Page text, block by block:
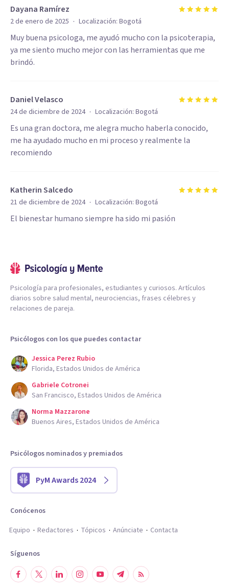
Dayana Ramírez
2 de enero de 2025 · Localización: Bogotá
Muy buena psicologa, me ayudó mucho con la psicoterapia,
ya me siento mucho mejor con las herramientas que me
brindó.
Daniel Velasco
24 de diciembre de 2024 · Localización: Bogotá
Es una gran doctora, me alegra mucho haberla conocido,
me ha ayudado mucho en mi proceso y realmente la
recomiendo
Katherin Salcedo
21 de diciembre de 2024 · Localización: Bogotá
El bienestar humano siempre ha sido mi pasión
Psicología para profesionales, estudiantes y curiosos. Artículos
diarios sobre salud mental, neurociencias, frases célebres y
relaciones de pareja.
Psicólogos con los que puedes contactar
Jessica Perez Rubio
Florida, Estados Unidos de América
Gabriele Cotronei
San Francisco, Estados Unidos de América
Norma Mazzarone
Buenos Aires, Estados Unidos de América
Psicólogos nominados y premiados
PyM Awards 2024
Conócenos
Equipo
Redactores Tópicos Anúnciate Contacta
Síguenos